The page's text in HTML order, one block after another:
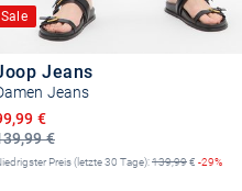
Sale
Jeans
Jeans
€
Preis
€
Preis (letzte 30 Tage):139,99€ -29%